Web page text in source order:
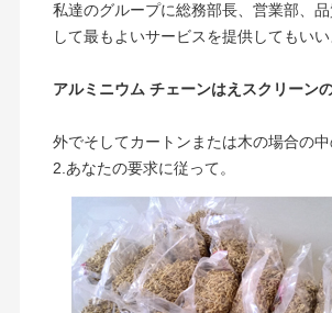
私達のグループに総務部長、営業部、
して最もよいサービスを提供してもい
アルミニウム チェーンはえスクリーン
外でそしてカートンまたは木の場合の
2.あなたの要求に従って。